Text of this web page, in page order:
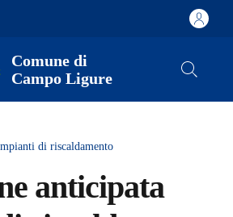
Comune di
Campo Ligure
di riscaldamento
anticipata